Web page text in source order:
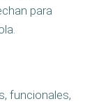
para
funcionales,